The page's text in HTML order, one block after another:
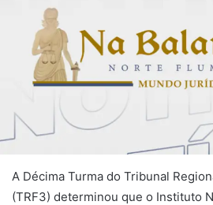
A Décima Turma do Tribunal
(TRF3) determinou que o Instituto